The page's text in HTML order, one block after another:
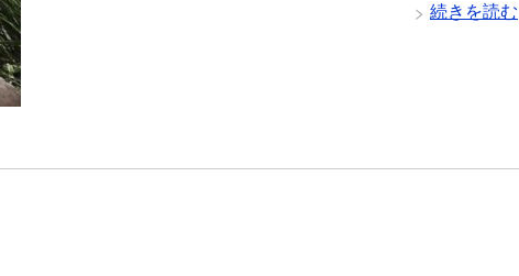
続きを読む